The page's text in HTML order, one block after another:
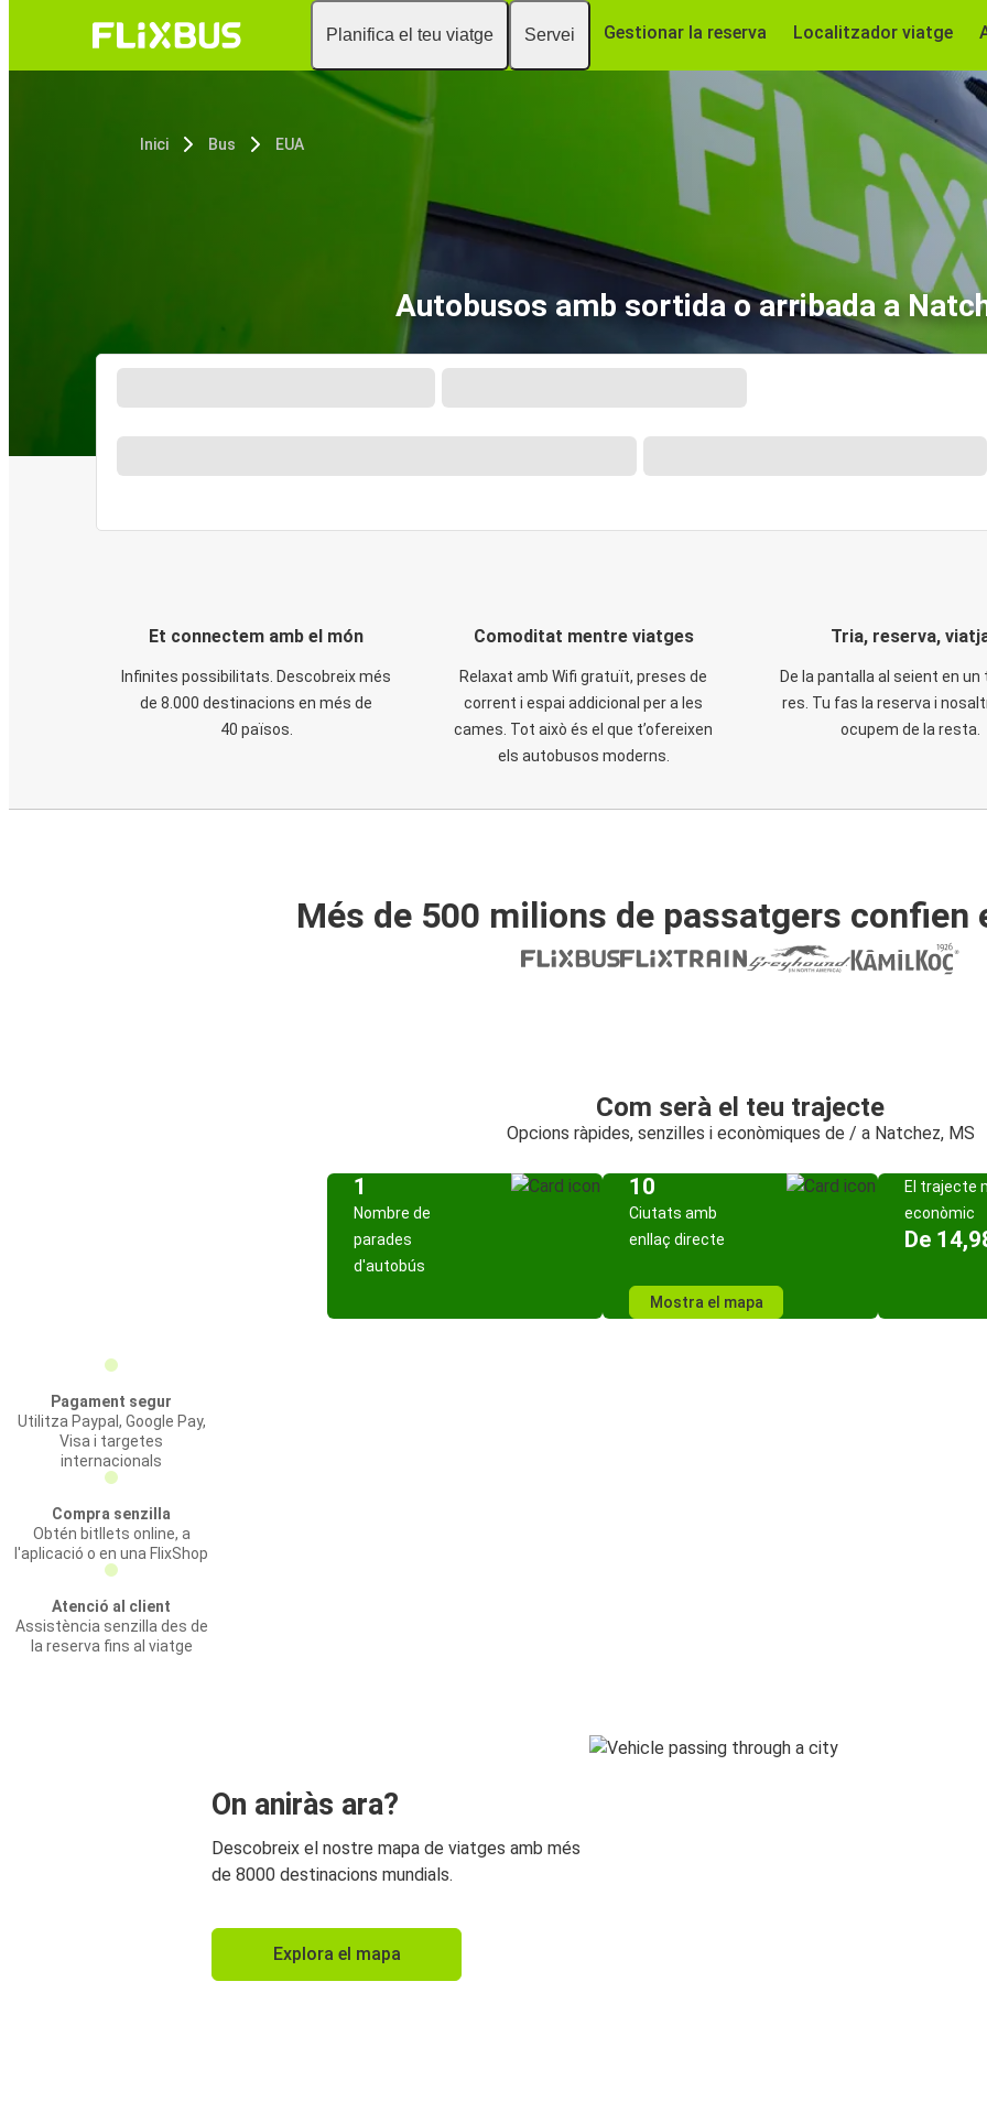
Planifica el teu viatge Servei Gestionar la reserva Localitzador viatge
Inici Bus EUA
Autobusos amb sortida o arribada a
Et connectem amb el món
Infinites possibilitats. Descobreix més
de 8.000 destinacions en més de
40 països.
Comoditat mentre viatges
Relaxat amb Wifi gratuït, preses de
corrent i espai addicional per a les
cames. Tot això és el que t’ofereixen
els autobusos moderns.
Tria, reserva,
De la pantalla al seient en un
res. Tu fas la reserva i
ocupem de la resta.
Més de 500 milions de passatgers confien
Com serà el teu trajecte
Opcions ràpides, senzilles i econòmiques de / a Natchez, MS
1
Nombre de
parades
d'autobús
10
Ciutats amb
enllaç directe
Mostra el mapa
El trajecte
econòmic
De
Pagament segur
Utilitza Paypal, Google Pay,
Visa i targetes
internacionals
Compra senzilla
Obtén bitllets online, a
l'aplicació o en una FlixShop
Atenció al client
Assistència senzilla des de
la reserva fins al viatge
On aniràs ara?
Descobreix el nostre mapa de viatges amb més
de 8000 destinacions mundials.
Explora el mapa